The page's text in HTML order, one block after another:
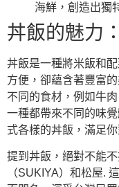
海鮮，創造出獨
丼飯的魅力
丼飯是一種將米飯和
方便，卻蘊含著豐富
不同的食材，例如牛
一種都帶來不同的味
式各樣的丼飯，滿足
提到丼飯，絕對不能
（SUKIYA）和松屋.